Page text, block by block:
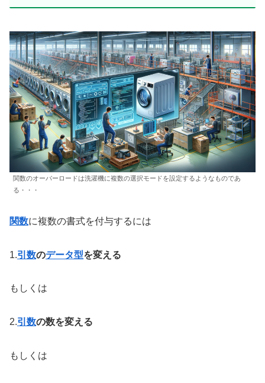
関数のオーバーロードは洗濯機に複数の選択モードを設定するようなものであ
る・・・
関数に複数の書式を付与するには
1.引数のデータ型を変える
もしくは
2.引数の数を変える
もしくは